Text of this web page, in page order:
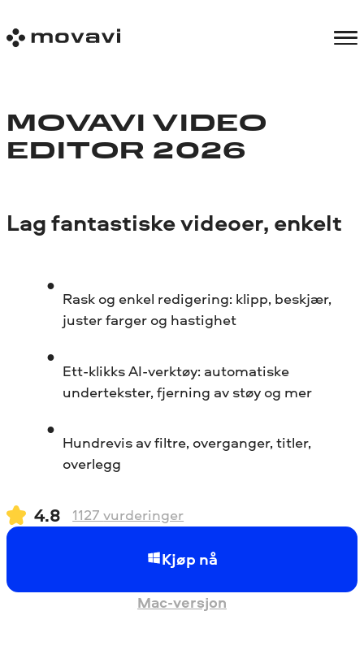
MOVAVI VIDEO
EDITOR 2026
Lag fantastiske videoer, enkelt
Rask og enkel redigering: klipp, beskjær,
juster farger og hastighet
Ett-klikks AI-verktøy: automatiske
undertekster, fjerning av støy og mer
Hundrevis av filtre, overganger, titler,
overlegg
4.8 1127vurderinger
Kjøp nå
Mac-versjon